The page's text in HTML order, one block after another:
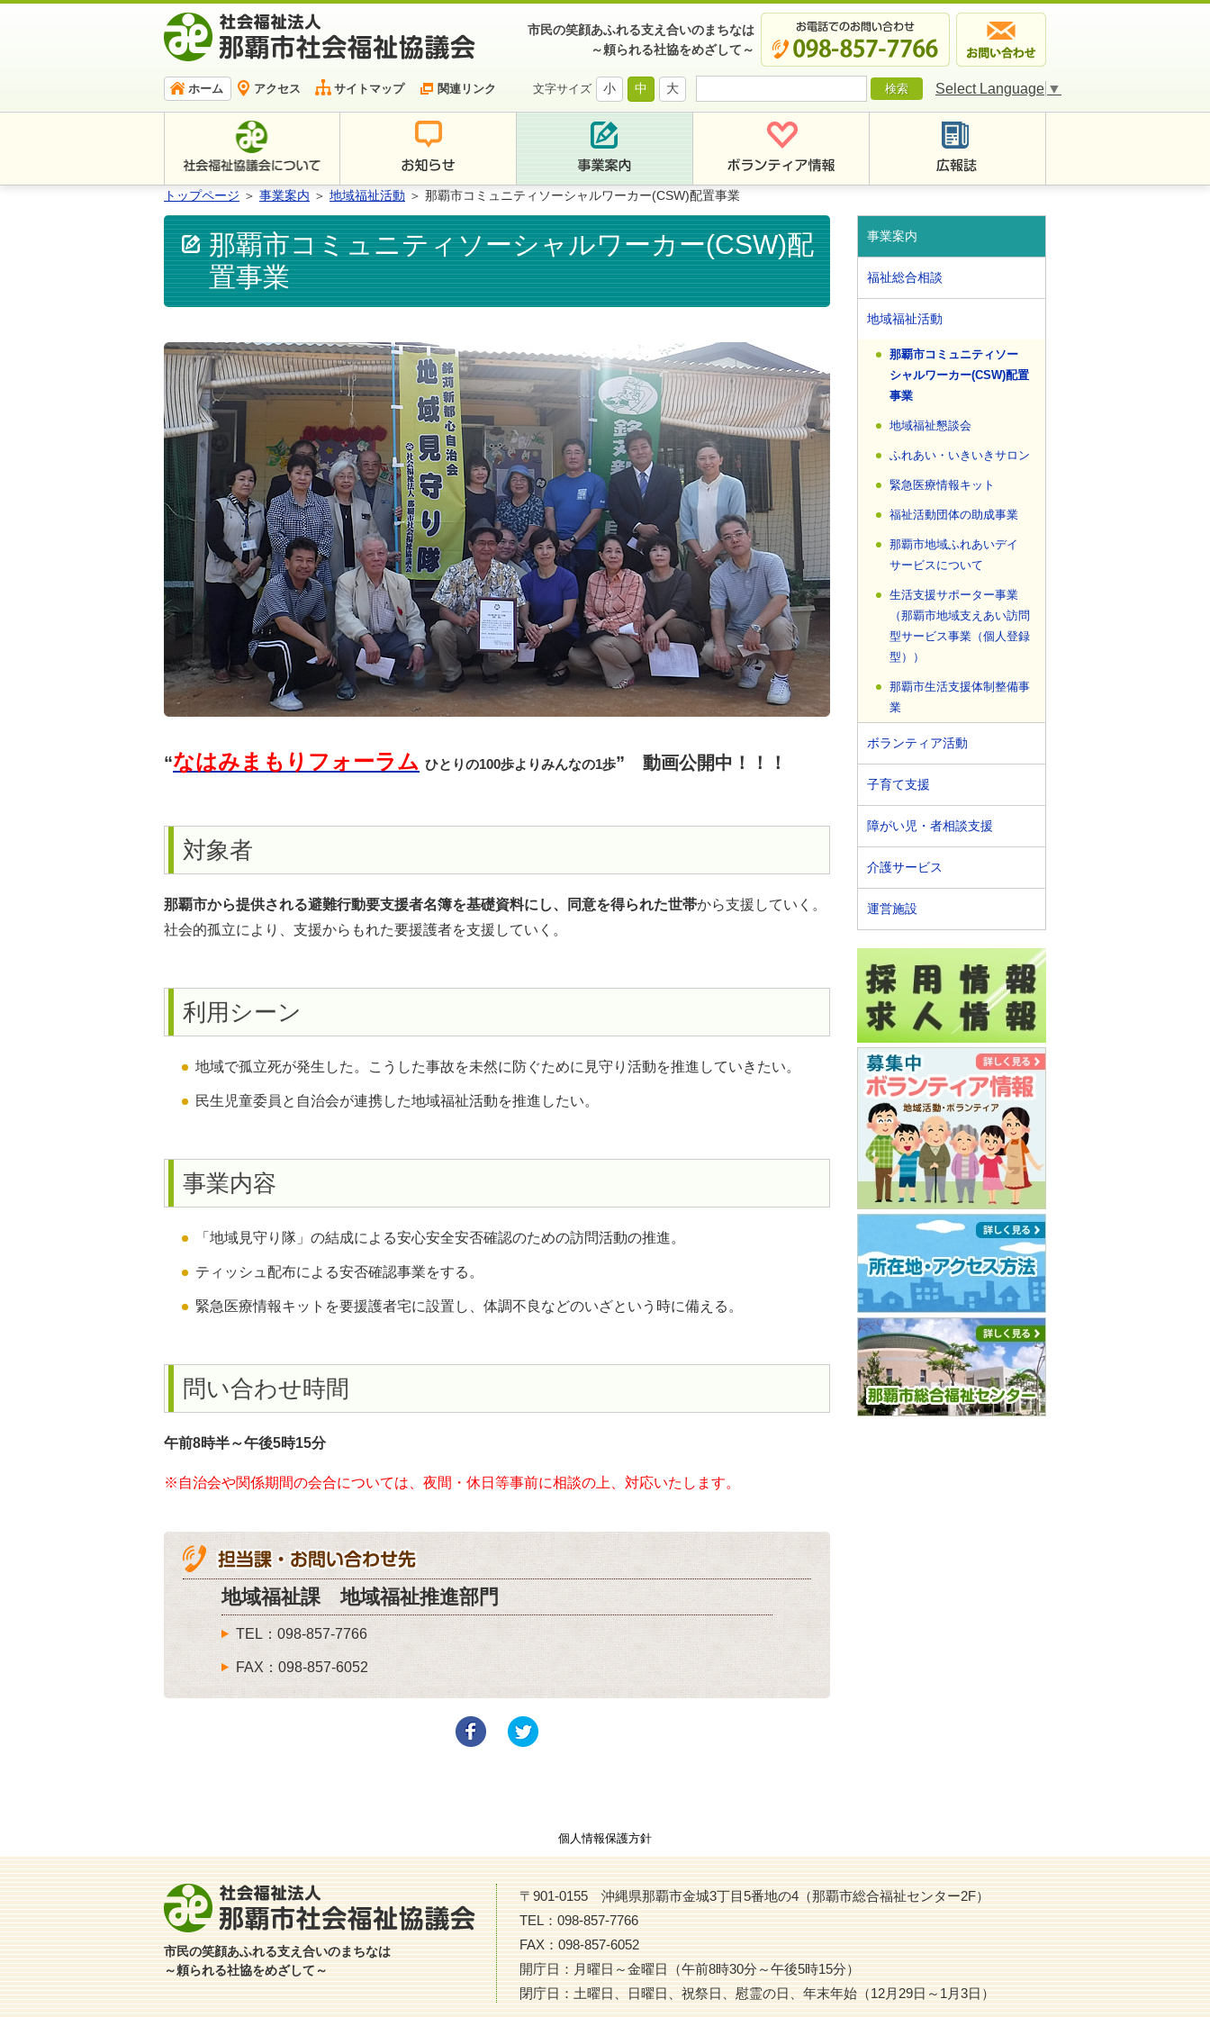
市民の笑顔あふれる支え合いのまちなは
～頼られる社協をめざして～
ホーム アクセス サイトマップ 関連リンク 文字サイズ 小 中 大 Select Language ▼
トップページ ＞ 事業案内 ＞ 地域福祉活動 ＞ 那覇市コミュニティソーシャルワーカー(CSW)配置事業
那覇市コミュニティソーシャルワーカー(CSW)配
置事業
“なはみまもりフォーラム ひとりの100歩よりみんなの1歩” 動画公開中！！！
対象者
那覇市から提供される避難行動要支援者名簿を基礎資料にし、同意を得られた世帯から支援していく。
社会的孤立により、支援からもれた要援護者を支援していく。
利用シーン
地域で孤立死が発生した。こうした事故を未然に防ぐために見守り活動を推進していきたい。
民生児童委員と自治会が連携した地域福祉活動を推進したい。
事業内容
「地域見守り隊」の結成による安心安全安否確認のための訪問活動の推進。
ティッシュ配布による安否確認事業をする。
緊急医療情報キットを要援護者宅に設置し、体調不良などのいざという時に備える。
問い合わせ時間
午前8時半～午後5時15分
※自治会や関係期間の会合については、夜間・休日等事前に相談の上、対応いたします。
地域福祉課 地域福祉推進部門
TEL：098-857-7766
FAX：098-857-6052
事業案内
福祉総合相談
地域福祉活動
那覇市コミュニティソー
シャルワーカー(CSW)配置
事業
地域福祉懇談会
ふれあい・いきいきサロン
緊急医療情報キット
福祉活動団体の助成事業
那覇市地域ふれあいデイ
サービスについて
生活支援サポーター事業
（那覇市地域支えあい訪問
型サービス事業（個人登録
型））
那覇市生活支援体制整備事
業
ボランティア活動
子育て支援
障がい児・者相談支援
介護サービス
運営施設
個人情報保護方針
市民の笑顔あふれる支え合いのまちなは
～頼られる社協をめざして～
〒901-0155 沖縄県那覇市金城3丁目5番地の4（那覇市総合福祉センター2F）
TEL：098-857-7766
FAX：098-857-6052
開庁日：月曜日～金曜日（午前8時30分～午後5時15分）
閉庁日：土曜日、日曜日、祝祭日、慰霊の日、年末年始（12月29日～1月3日）